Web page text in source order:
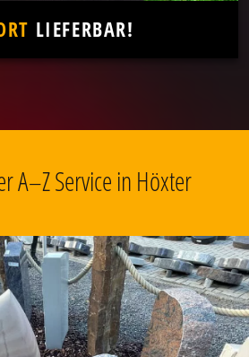
LIEFERBAR!
A–Z Service in Höxter